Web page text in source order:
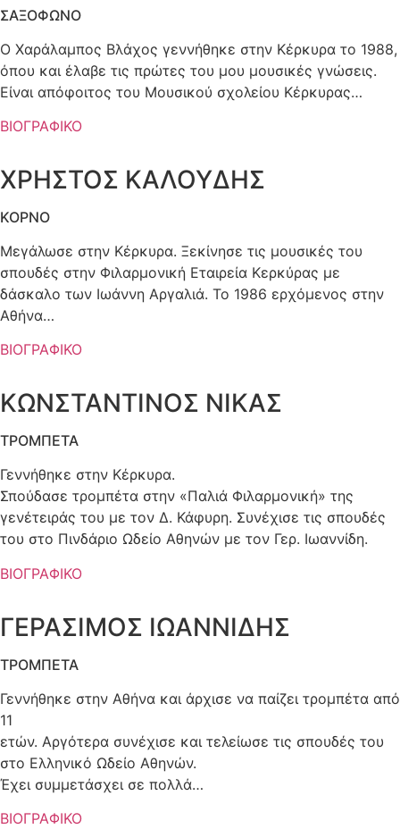
ΣΑΞΟΦΩΝΟ
Ο Χαράλαμπος Βλάχος γεννήθηκε στην Κέρκυρα το 1988,
όπου και έλαβε τις πρώτες του μου μουσικές γνώσεις.
Είναι απόφοιτος του Μουσικού σχολείου Κέρκυρας…
ΒΙΟΓΡΑΦΙΚΟ
ΧΡΗΣΤΟΣ ΚΑΛΟΥΔΗΣ
ΚΟΡΝΟ
Mεγάλωσε στην Κέρκυρα. Ξεκίνησε τις μουσικές του
σπουδές στην Φιλαρμονική Εταιρεία Κερκύρας με
δάσκαλο των Ιωάννη Αργαλιά. Το 1986 ερχόμενος στην
Αθήνα…
ΒΙΟΓΡΑΦΙΚΟ
ΚΩΝΣΤΑΝΤΙΝΟΣ ΝΙΚΑΣ
ΤΡΟΜΠΕΤΑ
Γεννήθηκε στην Κέρκυρα.
Σπούδασε τρομπέτα στην «Παλιά Φιλαρμονική» της
γενέτειράς του με τον Δ. Κάφυρη. Συνέχισε τις σπουδές
του στο Πινδάριο Ωδείο Αθηνών με τον Γερ. Ιωαννίδη.
ΒΙΟΓΡΑΦΙΚΟ
ΓΕΡΑΣΙΜΟΣ ΙΩΑΝΝΙΔΗΣ
ΤΡΟΜΠΕΤΑ
Γεννήθηκε στην Αθήνα και άρχισε να παίζει τρομπέτα από
11
ετών. Αργότερα συνέχισε και τελείωσε τις σπουδές του
στο Ελληνικό Ωδείο Αθηνών.
Έχει συμμετάσχει σε πολλά…
ΒΙΟΓΡΑΦΙΚΟ